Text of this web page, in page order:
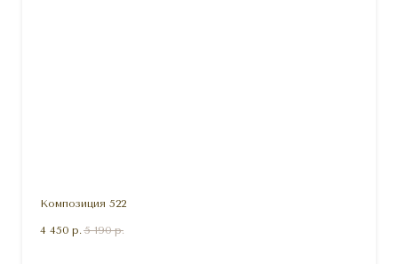
Композиция 522
4 450 р. 5 190 р.